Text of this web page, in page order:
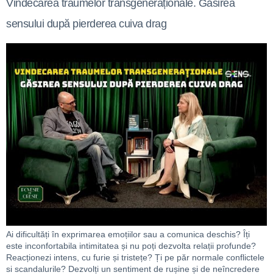
Vindecarea traumelor transgeneraționale. Găsirea
sensului după pierderea cuiva drag
Ai dificultăți în exprimarea emoțiilor sau a comunica deschis? Îți
este inconfortabila intimitatea și nu poți dezvolta relații profunde?
Reacționezi intens, cu furie și tristețe? Ți pe păr normale conflictele
si scandalurile? Dezvolți un sentiment de rușine și de neîncredere